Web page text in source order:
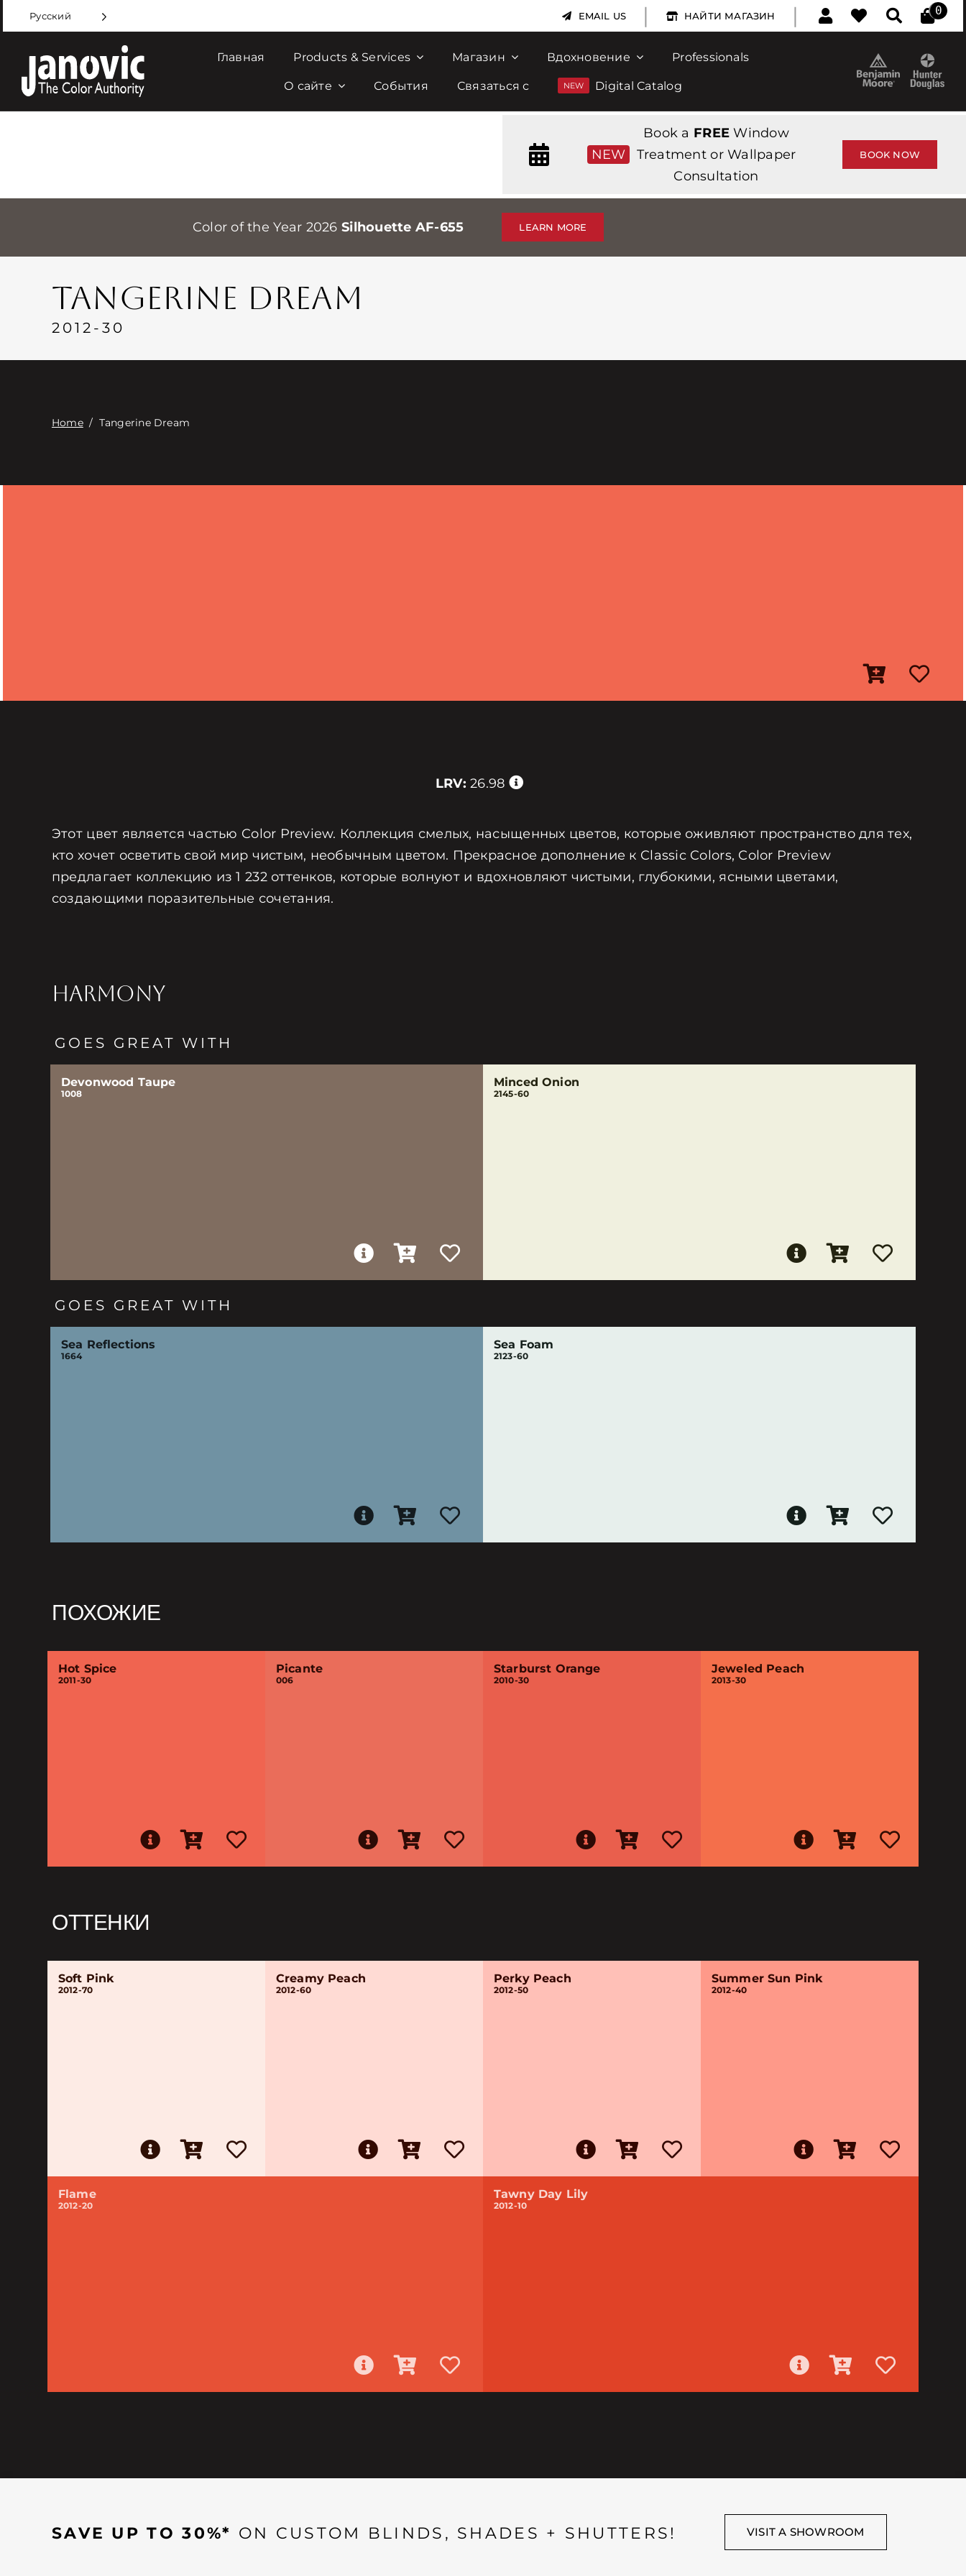
to
content
Русский EMAIL US | НАЙТИ МАГАЗИН | 0
Главная Products & Services Магазин Вдохновение Professionals
О сайте События Связаться с Digital Catalog
NEW
Book a FREE Window
Treatment or Wallpaper
Consultation
BOOK NOW
Color of the Year 2026 Silhouette AF-655 LEARN MORE
TANGERINE DREAM
2012-30
Home/ Tangerine Dream
LRV: 26.98
Этот цвет является частью Color Preview. Коллекция смелых, насыщенных цветов, которые оживляют пространство для тех,
кто хочет осветить свой мир чистым, необычным цветом. Прекрасное дополнение к Classic Colors, Color Preview
предлагает коллекцию из 1 232 оттенков, которые волнуют и вдохновляют чистыми, глубокими, ясными цветами,
создающими поразительные сочетания.
HARMONY
GOES GREAT WITH
Devonwood Taupe
1008
Minced Onion
2145-60
GOES GREAT WITH
Sea Reflections
1664
Sea Foam
2123-60
ПОХОЖИЕ
Hot Spice
2011-30
Picante
006
Starburst Orange
2010-30
Jeweled Peach
2013-30
ОТТЕНКИ
Soft Pink
2012-70
Creamy Peach
2012-60
Perky Peach
2012-50
Summer Sun Pink
2012-40
Flame
2012-20
Tawny Day Lily
2012-10
SAVE UP TO 30%* ON CUSTOM BLINDS, SHADES + SHUTTERS! VISIT A SHOWROOM